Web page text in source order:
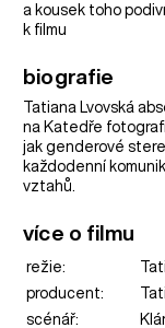
a kousek toho
k filmu
biografie
Tatiana Lvovská
na Katedře
jak genderové
každodenní
vztahů.
více o filmu
režie:
producent:
scénář: